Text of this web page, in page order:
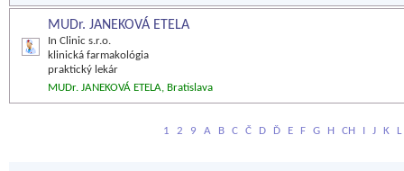
MUDr. JANEKOVÁ ETELA
In Clinic s.r.o.
klinická farmakológia
praktický lekár
MUDr. JANEKOVÁ ETELA, Bratislava
1 2 9 A B C Č D Ď E F G H CH I J K L